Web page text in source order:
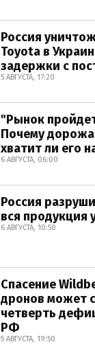
Россия
Toyota в
задержки с
5 АВГУСТА, 17:20
"Рынок
Почему
хватит ли его
6 АВГУСТА, 06:00
Россия
вся продукция
6 АВГУСТА, 10:50
Спасение
дронов может
четверть
РФ
5 АВГУСТА, 19:50